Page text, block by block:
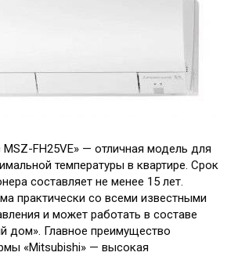
MSZ-FH25VE» — отличная модель для
температуры в квартире. Срок
составляет не менее 15 лет.
практически со всеми известными
и может работать в составе
дом». Главное преимущество
«Mitsubishi» — высокая